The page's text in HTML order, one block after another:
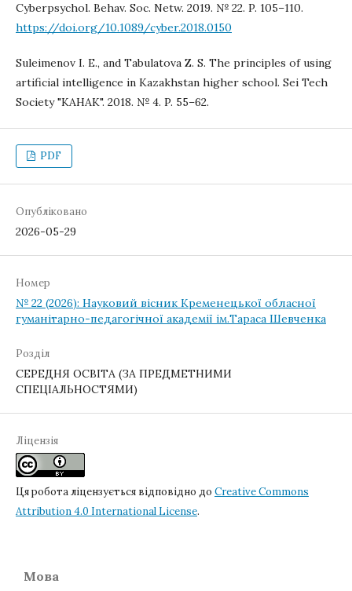
Cyberpsychol. Behav. Soc. Netw. 2019. № 22. P. 105–110.
https://doi.org/10.1089/cyber.2018.0150
Suleimenov I. E., and Tabulatova Z. S. The principles of using
artificial intelligence in Kazakhstan higher school. Sei Tech
Society "КАНАК". 2018. № 4. P. 55–62.
PDF
Опубліковано
2026-05-29
Номер
№ 22 (2026): Науковий вісник Кременецької обласної
гуманітарно-педагогічної академії ім.Тараса Шевченка
Розділ
СЕРЕДНЯ ОСВІТА (ЗА ПРЕДМЕТНИМИ
СПЕЦІАЛЬНОСТЯМИ)
Ліцензія
Ця робота ліцензується відповідно до Creative Commons
Attribution 4.0 International License.
Мова